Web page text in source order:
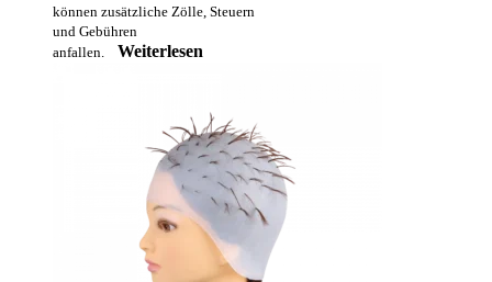
können zusätzliche Zölle, Steuern
und Gebühren
anfallen.
Weiterlesen